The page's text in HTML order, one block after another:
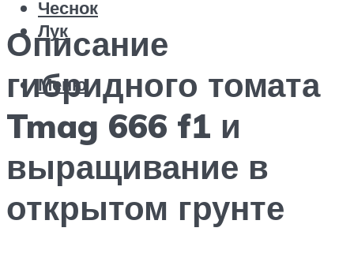
Чеснок
Лук
Меню
Описание
гибридного томата
Tmag 666 f1 и
выращивание в
открытом грунте